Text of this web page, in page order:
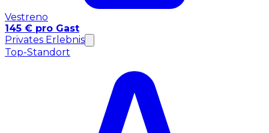
Vestreno
145 € pro Gast
Privates Erlebnis
Top-Standort